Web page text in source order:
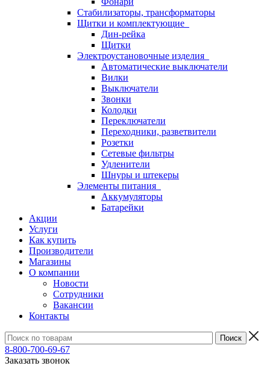
Стабилизаторы, трансформаторы
Щитки и комплектующие
Дин-рейка
Щитки
Электроустановочные изделия
Автоматические выключатели
Вилки
Выключатели
Звонки
Колодки
Переключатели
Переходники, разветвители
Розетки
Сетевые фильтры
Удленители
Шнуры и штекеры
Элементы питания
Аккумуляторы
Батарейки
Акции
Услуги
Как купить
Производители
Магазины
О компании
Новости
Сотрудники
Вакансии
Контакты
8-800-700-69-67
Заказать звонок